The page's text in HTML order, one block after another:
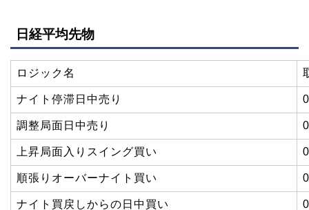
日経平均先物
ロジック名
ナイト停滞日中売り 0
調整局面日中売り 0
上昇局面入りスイング買い 0
順張りオーバーナイト買い 0
ナイト買戻しからの日中買い 0